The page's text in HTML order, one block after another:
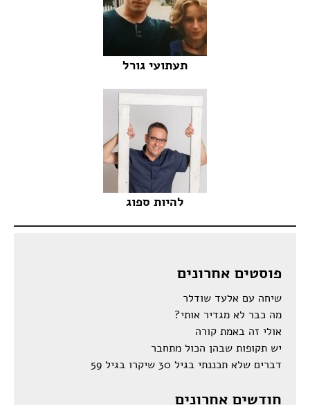
תעתועי גורל
להיות ספוג
פוסטים אחרונים
שיחה עם אלעד שודלר
מה כבר לא מגדיר אותי?
אולי זה באמת קורה
יש תקופות שבהן הכול מתחבר
דברים שלא תכננתי בגיל 30 שיקרו בגיל 59
חודשים אחרונים